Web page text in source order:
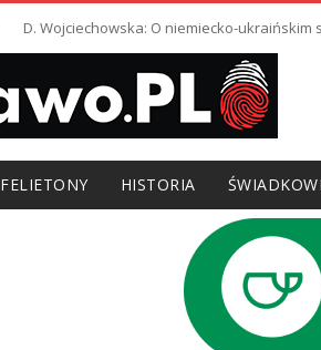
D. Wojciechowska: O niemiecko-ukraińskim
FELIETONY HISTORIA